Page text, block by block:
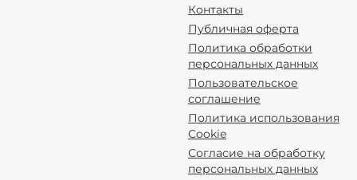
Контакты
Публичная оферта
Политика обработки
персональных данных
Пользовательское
соглашение
Политика использования
Cookie
Согласие на обработку
персональных данных